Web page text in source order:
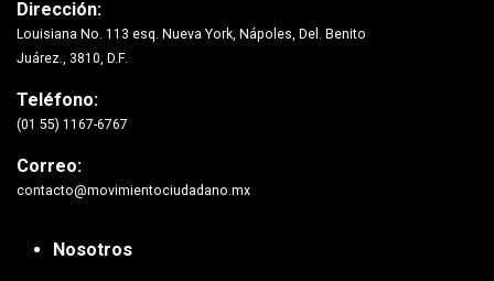
Dirección:
Louisiana No. 113 esq. Nueva York, Nápoles, Del. Benito
Juárez., 3810, D.F.
Teléfono:
(01 55) 1167-6767
Correo:
contacto@movimientociudadano.mx
Nosotros